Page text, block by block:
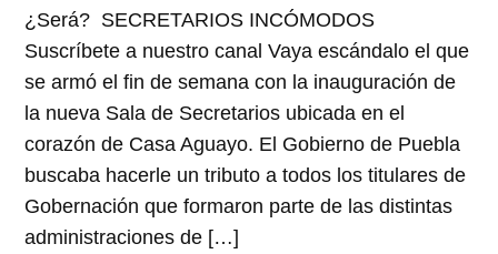
¿Será? SECRETARIOS INCÓMODOS
Suscríbete a nuestro canal Vaya escándalo el que
se armó el fin de semana con la inauguración de
la nueva Sala de Secretarios ubicada en el
corazón de Casa Aguayo. El Gobierno de Puebla
buscaba hacerle un tributo a todos los titulares de
Gobernación que formaron parte de las distintas
administraciones de […]